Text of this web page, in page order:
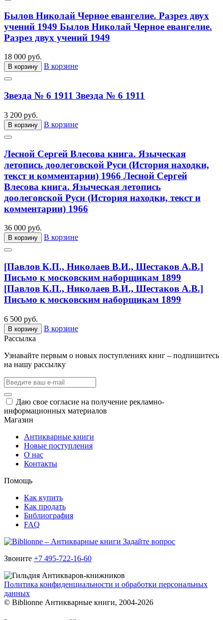
Былов Николай Черное евангелие. Разрез двух
учений 1949 Былов Николай Черное евангелие.
Разрез двух учений 1949
18 000 руб.
В корзину В корзине
Звезда № 6 1911 Звезда № 6 1911
3 200 руб.
В корзину В корзине
Лесной Сергей Влесова книга. Языческая
летопись доолеговской Руси (История находки,
текст и комментарии) 1966 Лесной Сергей
Влесова книга. Языческая летопись
доолеговской Руси (История находки, текст и
комментарии) 1966
36 000 руб.
В корзину В корзине
[Павлов К.П., Николаев В.И., Шестаков А.В.]
Письмо к московским наборщикам 1899
[Павлов К.П., Николаев В.И., Шестаков А.В.]
Письмо к московским наборщикам 1899
6 500 руб.
В корзину
В корзине
Рассылка
Узнавайте первым о новых поступлениях книг – подпишитесь
на нашу рассылку
Даю свое согласие на получение рекламно-
информационных материалов
Магазин
Антикварные книги
Новые поступления
О нас
Контакты
Помощь
Как купить
Как продать
Библиография
FAQ
Задайте вопрос
Звоните +7 495-722-16-60
Политика конфиденциальности и обработки персональных
данных
© Biblionne Антикварные книги, 2004-2026